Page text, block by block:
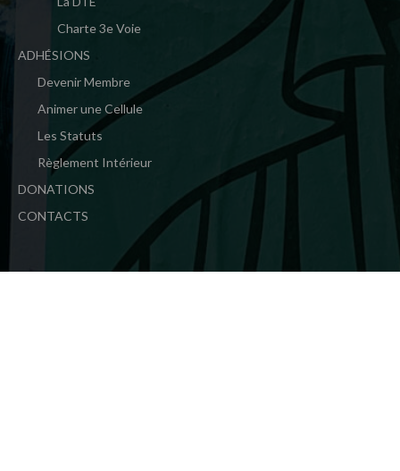
Charte 3e Voie
ADHÉSIONS
Devenir Membre
Animer une Cellule
Les Statuts
Règlement Intérieur
DONATIONS
CONTACTS